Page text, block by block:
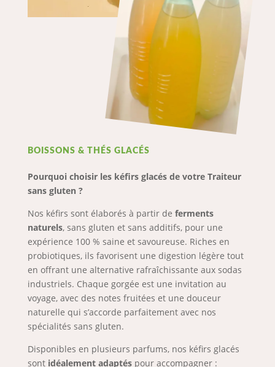
BOISSONS & THÉS GLACÉS
Pourquoi choisir les kéfirs glacés de votre Traiteur
sans gluten ?
Nos kéfirs sont élaborés à partir de ferments
naturels, sans gluten et sans additifs, pour une
expérience 100 % saine et savoureuse. Riches en
probiotiques, ils favorisent une digestion légère tout
en offrant une alternative rafraîchissante aux sodas
industriels. Chaque gorgée est une invitation au
voyage, avec des notes fruitées et une douceur
naturelle qui s’accorde parfaitement avec nos
spécialités sans gluten.
Disponibles en plusieurs parfums, nos kéfirs glacés
sont idéalement adaptéspour accompagner :